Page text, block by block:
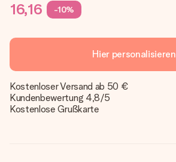
16,16 -10%
Hier personalisieren
Kostenloser Versand ab 50 €
Kundenbewertung 4,8/5
Kostenlose Grußkarte